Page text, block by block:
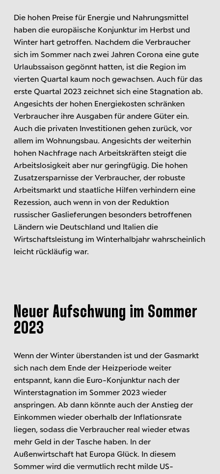
Die hohen Preise für Energie und Nahrungsmittel
haben die europäische Konjunktur im Herbst und
Winter hart getroffen. Nachdem die Verbraucher
sich im Sommer nach zwei Jahren Corona eine gute
Urlaubssaison gegönnt hatten, ist die Region im
vierten Quartal kaum noch gewachsen. Auch für das
erste Quartal 2023 zeichnet sich eine Stagnation ab.
Angesichts der hohen Energiekosten schränken
Verbraucher ihre Ausgaben für andere Güter ein.
Auch die privaten Investitionen gehen zurück, vor
allem im Wohnungsbau. Angesichts der weiterhin
hohen Nachfrage nach Arbeitskräften steigt die
Arbeitslosigkeit aber nur geringfügig. Die hohen
Zusatzersparnisse der Verbraucher, der robuste
Arbeitsmarkt und staatliche Hilfen verhindern eine
Rezession, auch wenn in von der Reduktion
russischer Gaslieferungen besonders betroffenen
Ländern wie Deutschland und Italien die
Wirtschaftsleistung im Winterhalbjahr wahrscheinlich
leicht rückläufig war.
Neuer Aufschwung im Sommer
2023
Wenn der Winter überstanden ist und der Gasmarkt
sich nach dem Ende der Heizperiode weiter
entspannt, kann die Euro-Konjunktur nach der
Winterstagnation im Sommer 2023 wieder
anspringen. Ab dann könnte auch der Anstieg der
Einkommen wieder oberhalb der Inflationsrate
liegen, sodass die Verbraucher real wieder etwas
mehr Geld in der Tasche haben. In der
Außenwirtschaft hat Europa Glück. In diesem
Sommer wird die vermutlich recht milde US-